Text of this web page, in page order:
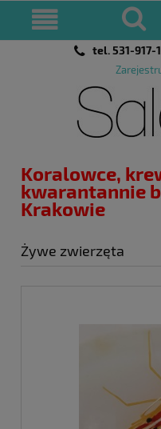
tel. 531-917-
Koralowce,
kwarantannie
Krakowie
Żywe zwierzęta